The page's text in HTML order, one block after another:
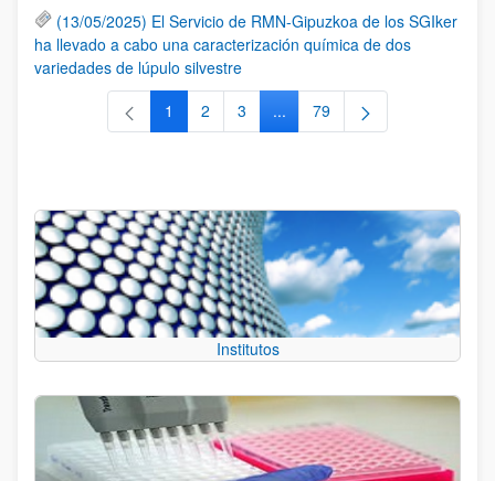
(13/05/2025) El Servicio de RMN-Gipuzkoa de los SGIker
ha llevado a cabo una caracterización química de dos
variedades de lúpulo silvestre
Página
1 Página
2 Página
3 ...Páginas intermedias Use TAB
Página
79
Institutos